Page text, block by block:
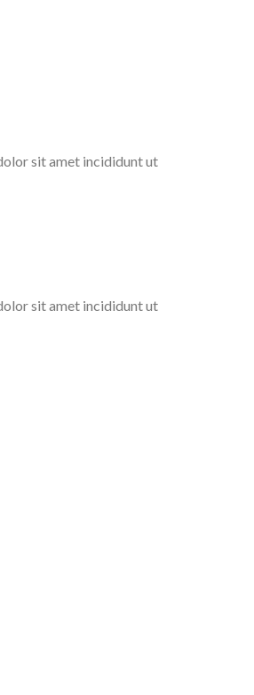
sit amet incididunt ut
sit amet incididunt ut